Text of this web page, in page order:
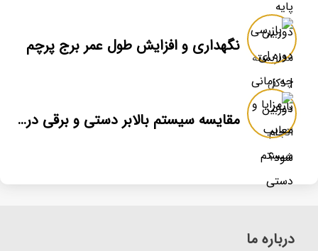
نگهداری و افزایش طول عمر برج پرچم
مقایسه سیستم بالابر دستی و برقی در برج پرچم
درباره ما